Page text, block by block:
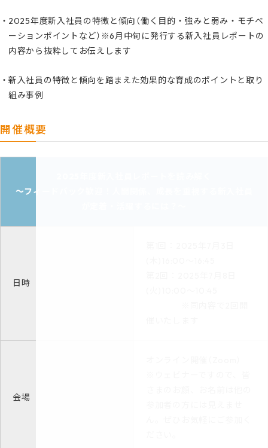
2025年度新入社員の特徴と傾向（働く目的・強みと弱み・モチベ
ーションポイントなど）※6月中旬に発行する新入社員レポートの
内容から抜粋してお伝えします
新入社員の特徴と傾向を踏まえた効果的な育成のポイントと取り
組み事例
開催概要
～フィードバック歓迎！人間関係、成長を重視する新入社員
日時
会場